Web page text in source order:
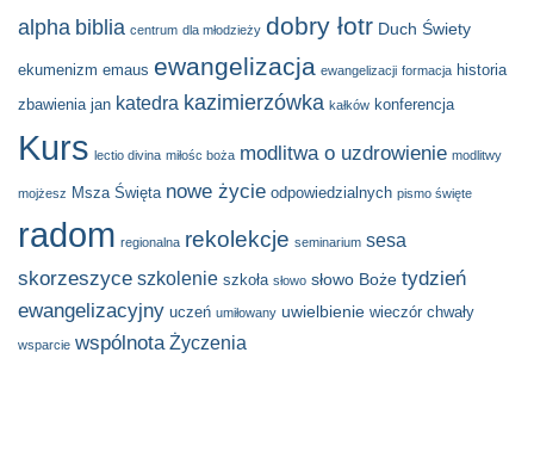
alpha biblia centrum dla młodzieży dobry łotr Duch Świety
ekumenizm emaus ewangelizacja ewangelizacji formacja historia
zbawienia jan katedra kazimierzówka kałków konferencja
Kurs lectio divina miłośc boża modlitwa o uzdrowienie modlitwy
mojżesz Msza Święta nowe życie odpowiedzialnych pismo święte
radom regionalna rekolekcje seminarium sesa
skorzeszyce szkolenie szkoła słowo słowo Boże tydzień
ewangelizacyjny uczeń umiłowany uwielbienie wieczór chwały
wsparcie wspólnota Życzenia